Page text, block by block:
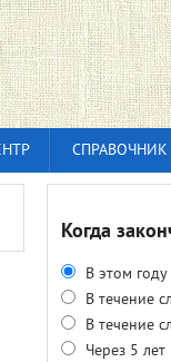
СПРАВОЧНИК
Когда
В этом году
В течение
В течение
Через 5 лет